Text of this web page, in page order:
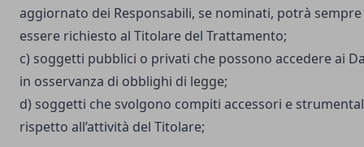
aggiornato dei Responsabili, se nominati, potrà sempre
essere richiesto al Titolare del Trattamento;
c) soggetti pubblici o privati che possono accedere ai
in osservanza di obblighi di legge;
d) soggetti che svolgono compiti accessori e
rispetto all’attività del Titolare;